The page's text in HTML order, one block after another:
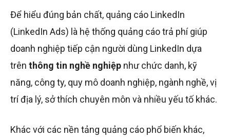
Để hiểu đúng bản chất, quảng cáo LinkedIn
(LinkedIn Ads) là hệ thống quảng cáo trả phí giúp
doanh nghiệp tiếp cận người dùng LinkedIn dựa
trên thông tin nghề nghiệp như chức danh, kỹ
năng, công ty, quy mô doanh nghiệp, ngành nghề, vị
trí địa lý, sở thích chuyên môn và nhiều yếu tố khác.
Khác với các nền tảng quảng cáo phổ biến khác,